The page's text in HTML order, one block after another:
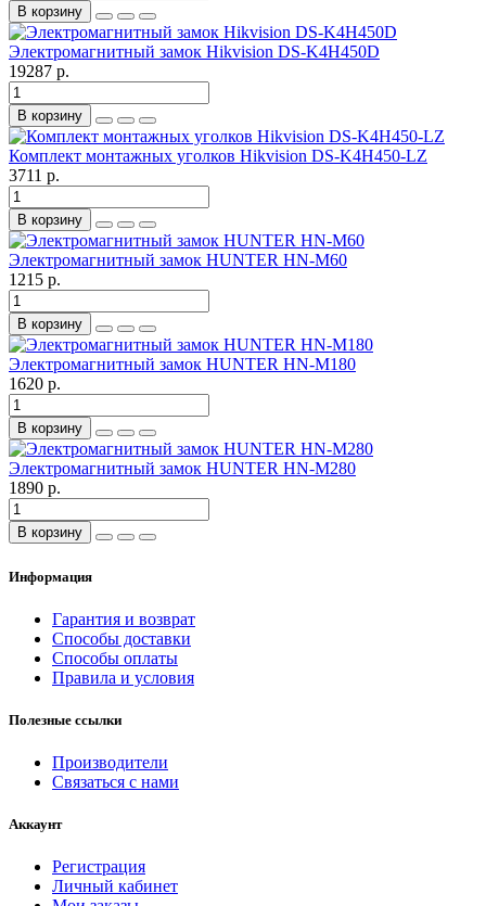
В корзину
Электромагнитный замок Hikvision DS-K4H450D
19287 р.
В корзину
Комплект монтажных уголков Hikvision DS-K4H450-LZ
3711 р.
В корзину
Электромагнитный замок HUNTER HN-M60
1215 р.
В корзину
Электромагнитный замок HUNTER HN-M180
1620 р.
В корзину
Электромагнитный замок HUNTER HN-M280
1890 р.
В корзину
Информация
Гарантия и возврат
Способы доставки
Способы оплаты
Правила и условия
Полезные ссылки
Производители
Связаться с нами
Аккаунт
Регистрация
Личный кабинет